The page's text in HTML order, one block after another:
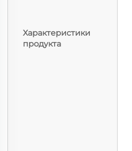
Характеристики
продукта